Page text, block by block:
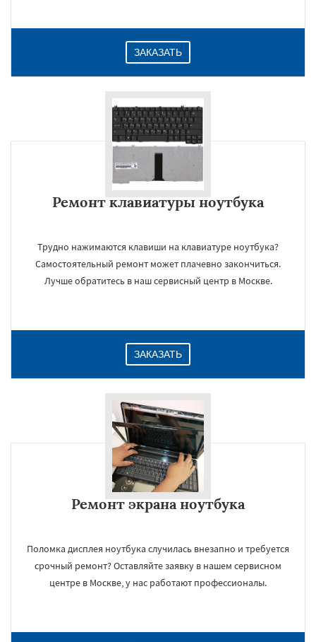
ЗАКАЗАТЬ
Ремонт клавиатуры ноутбука
Трудно нажимаются клавиши на клавиатуре ноутбука?
Самостоятельный ремонт может плачевно закончиться.
Лучше обратитесь в наш сервисный центр в Москве.
ЗАКАЗАТЬ
Ремонт экрана ноутбука
Поломка дисплея ноутбука случилась внезапно и требуется
срочный ремонт? Оставляйте заявку в нашем сервисном
центре в Москве, у нас работают профессионалы.